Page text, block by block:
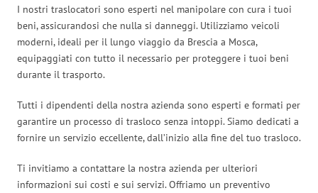
I nostri traslocatori sono esperti nel manipolare con cura i tuoi
beni, assicurandosi che nulla si danneggi. Utilizziamo veicoli
moderni, ideali per il lungo viaggio da Brescia a Mosca,
equipaggiati con tutto il necessario per proteggere i tuoi beni
durante il trasporto.
Tutti i dipendenti della nostra azienda sono esperti e formati per
garantire un processo di trasloco senza intoppi. Siamo dedicati a
fornire un servizio eccellente, dall’inizio alla fine del tuo trasloco.
Ti invitiamo a contattare la nostra azienda per ulteriori
informazioni sui costi e sui servizi. Offriamo un preventivo